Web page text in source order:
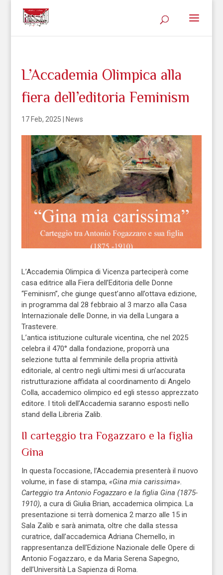
L’Accademia Olimpica alla
fiera dell’editoria Feminism
17 Feb, 2025 News
L’Accademia Olimpica di Vicenza parteciperà come
casa editrice alla Fiera dell’Editoria delle Donne
“Feminism”, che giunge quest’anno all’ottava edizione,
in programma dal 28 febbraio al 3 marzo alla Casa
Internazionale delle Donne, in via della Lungara a
Trastevere.
L’antica istituzione culturale vicentina, che nel 2025
celebra il 470° dalla fondazione, proporrà una
selezione tutta al femminile della propria attività
editoriale, al centro negli ultimi mesi di un’accurata
ristrutturazione affidata al coordinamento di Angelo
Colla, accademico olimpico ed egli stesso apprezzato
editore. I titoli dell’Accademia saranno esposti nello
stand della Libreria Zalib.
Il carteggio tra Fogazzaro e la figlia
Gina
In questa l’occasione, l’Accademia presenterà il nuovo
volume, in fase di stampa, «Gina mia carissima».
Carteggio tra Antonio Fogazzaro e la figlia Gina (1875-
1910), a cura di Giulia Brian, accademica olimpica. La
presentazione si terrà domenica 2 marzo alle 15 in
Sala Zalib e sarà animata, oltre che dalla stessa
curatrice, dall’accademica Adriana Chemello, in
rappresentanza dell’Edizione Nazionale delle Opere di
Antonio Fogazzaro, e da Maria Serena Sapegno,
dell’Università La Sapienza di Roma.